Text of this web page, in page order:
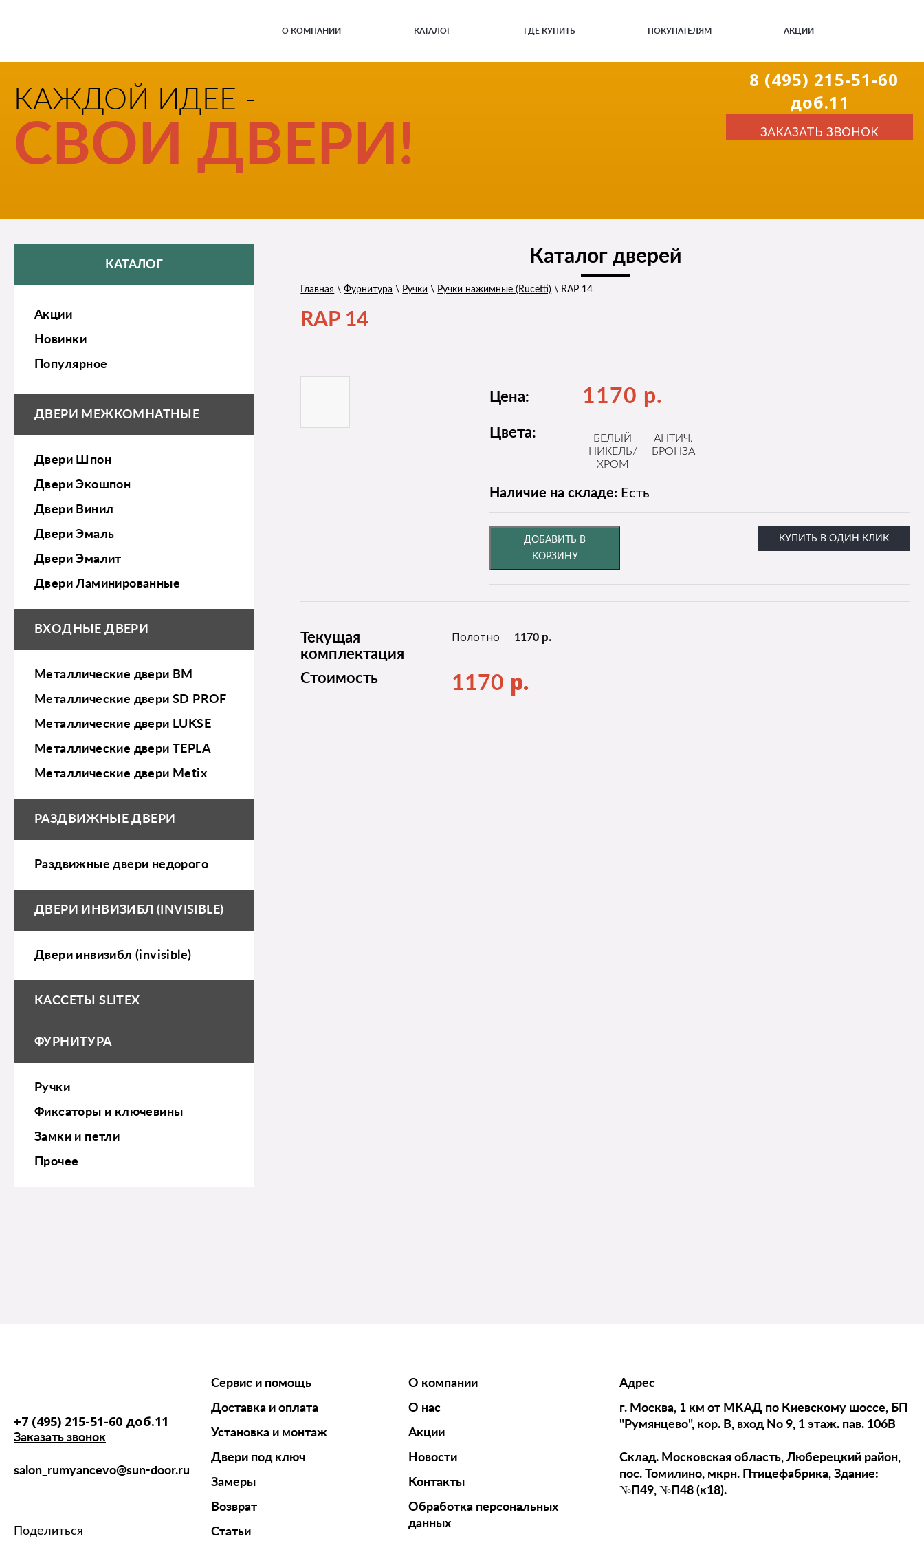
О КОМПАНИИ КАТАЛОГ ГДЕ КУПИТЬ ПОКУПАТЕЛЯМ АКЦИИ
8 (495) 215-51-60
доб.11
ЗАКАЗАТЬ ЗВОНОК
КАЖДОЙ ИДЕЕ -
СВОИ ДВЕРИ!
КАТАЛОГ
Акции
Новинки
Популярное
ДВЕРИ МЕЖКОМНАТНЫЕ
Двери Шпон
Двери Экошпон
Двери Винил
Двери Эмаль
Двери Эмалит
Двери Ламинированные
ВХОДНЫЕ ДВЕРИ
Металлические двери BM
Металлические двери SD PROF
Металлические двери LUKSE
Металлические двери TEPLA
Металлические двери Metix
РАЗДВИЖНЫЕ ДВЕРИ
Раздвижные двери недорого
ДВЕРИ ИНВИЗИБЛ (INVISIBLE)
Двери инвизибл (invisible)
КАССЕТЫ SLITEX
ФУРНИТУРА
Ручки
Фиксаторы и ключевины
Замки и петли
Прочее
Каталог дверей
Главная \Фурнитура \ Ручки \ Ручки нажимные (Rucetti) \ RAP 14
RAP 14
Цена: 1170 р.
Цвета:
БЕЛЫЙ
НИКЕЛЬ/
ХРОМ
АНТИЧ.
БРОНЗА
Наличие на складе: Есть
ДОБАВИТЬ В
КОРЗИНУ
КУПИТЬ В ОДИН КЛИК
Текущая
комплектация
Полотно 1170 р.
Стоимость 1170 р.
+7 (495) 215-51-60 доб.11
Заказать звонок
salon_rumyancevo@sun-door.ru
Поделиться
Сервис и помощь
Доставка и оплата
Установка и монтаж
Двери под ключ
Замеры
Возврат
Статьи
О компании
О нас
Акции
Новости
Контакты
Обработка персональных
данных
Адрес
г. Москва, 1 км от МКАД по Киевскому шоссе, БП
"Румянцево", кор. В, вход No 9, 1 этаж. пав. 106В
Склад. Московская область, Люберецкий район,
пос. Томилино, мкрн. Птицефабрика, Здание:
№П49, №П48 (к18).